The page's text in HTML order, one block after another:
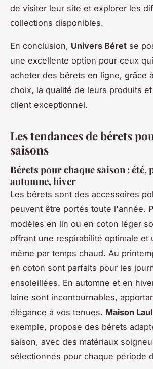
de visiter leur site et explorer les
collections disponibles.
En conclusion, Univers Béret se
une excellente option pour ceux
acheter des bérets en ligne, grâce
choix, la qualité de leurs produits
client exceptionnel.
Les tendances de bérets
saisons
Bérets pour chaque saison : été,
automne, hiver
Les bérets sont des accessoires
peuvent être portés toute l'année.
modèles en lin ou en coton léger
offrant une respirabilité optimale et
même par temps chaud. Au
en coton sont parfaits pour les
ensoleillées. En automne et en
laine sont incontournables,
élégance à vos tenues. Maison
exemple, propose des bérets
saison, avec des matériaux
sélectionnés pour chaque période